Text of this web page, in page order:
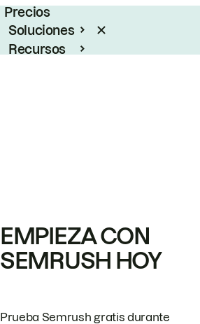
Precios
Soluciones
Recursos
EMPIEZA CON
SEMRUSH HOY
Prueba Semrush gratis durante